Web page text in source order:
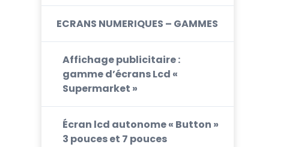
ECRANS NUMERIQUES – GAMMES
Affichage publicitaire :
gamme d’écrans Lcd «
Supermarket »
Écran lcd autonome « Button »
3 pouces et 7 pouces